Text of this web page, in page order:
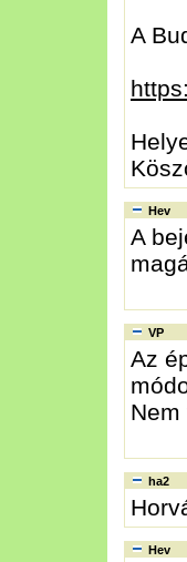
A
Hev
A
VP
Az
ha2
Hev